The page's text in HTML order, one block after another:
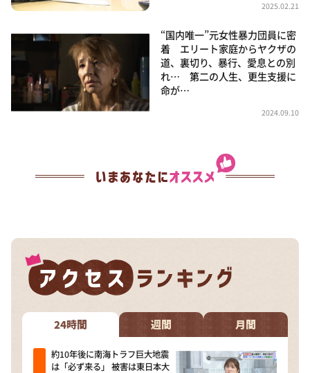
2025.02.21
“国内唯一”元女性暴力団員に密
着 エリート家庭からヤクザの
道、裏切り、暴行、愛息との別
れ… 第二の人生、更生支援に
命が…
2024.09.10
24時間 週間 月間
約10年後に南海トラフ巨大地震
は「必ず来る」 被害は東日本大